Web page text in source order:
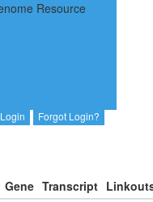
Login Forgot Login?
Gene Transcript